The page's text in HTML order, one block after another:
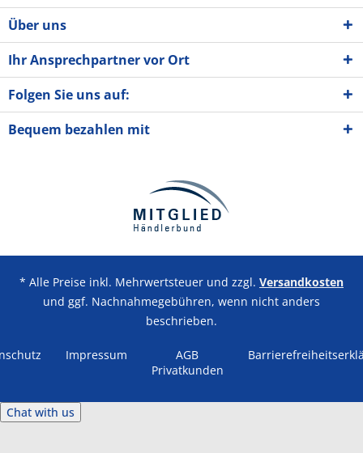
Über uns
Ihr Ansprechpartner vor Ort
Folgen Sie uns auf:
Bequem bezahlen mit
* Alle Preise inkl. Mehrwertsteuer und zzgl. Versandkosten
und ggf. Nachnahmegebühren, wenn nicht anders
beschrieben.
Impressum
AGB
Privatkunden
Chat with us